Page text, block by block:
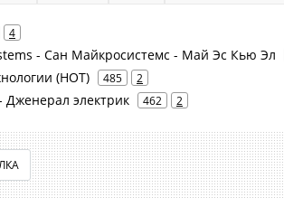
4
- Сан Майкросистемс - Май Эс Кью Эл
(НОТ) 485 2
Дженерал электрик 462 2